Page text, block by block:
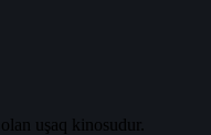
uşaq kinosudur.